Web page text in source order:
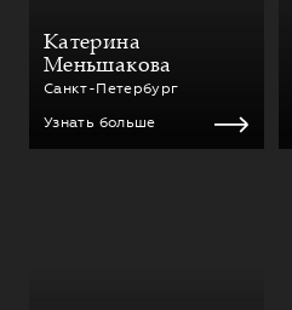
Катерина
Меньшакова
Санкт-Петербург
Узнать больше